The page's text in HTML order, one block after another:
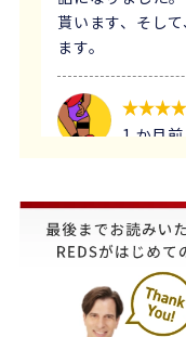
貰います、そし
ます。
1 か月前
他の不動産会社
のペースで進め
担当の下山さん